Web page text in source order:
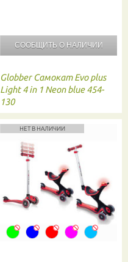
СООБЩИТЬ О НАЛИЧИИ
Globber Самокат Evo plus
Light 4 in 1 Neon blue 454-
130
НЕТ В НАЛИЧИИ